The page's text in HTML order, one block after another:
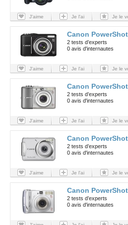
J'aime Je l'ai Je le
Canon
2 tests d’experts
0 avis d'internautes
J'aime Je l'ai Je le
Canon
2 tests d’experts
0 avis d'internautes
J'aime Je l'ai Je le
Canon
2 tests d’experts
0 avis d'internautes
J'aime Je l'ai Je le
Canon
2 tests d’experts
0 avis d'internautes